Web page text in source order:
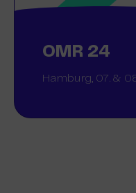
OMR 24
Hamburg, 07. &